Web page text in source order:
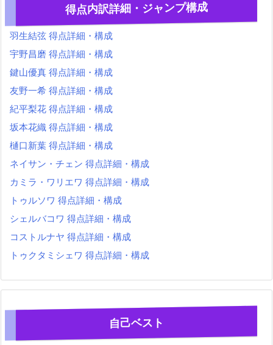
得点内訳詳細・ジャンプ構成
羽生結弦 得点詳細・構成
宇野昌磨 得点詳細・構成
鍵山優真 得点詳細・構成
友野一希 得点詳細・構成
紀平梨花 得点詳細・構成
坂本花織 得点詳細・構成
樋口新葉 得点詳細・構成
ネイサン・チェン 得点詳細・構成
カミラ・ワリエワ 得点詳細・構成
トゥルソワ 得点詳細・構成
シェルバコワ 得点詳細・構成
コストルナヤ 得点詳細・構成
トゥクタミシェワ 得点詳細・構成
自己ベスト